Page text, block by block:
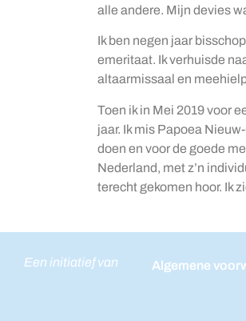
alle andere. Mijn devies
Ik ben negen jaar
emeritaat. Ik verhuisde
altaarmissaal en
Toen ik in Mei 2019 voor
jaar. Ik mis Papoea
doen en voor de goede
Nederland, met z’n
terecht gekomen hoor. Ik
Een initiatief van Algemene